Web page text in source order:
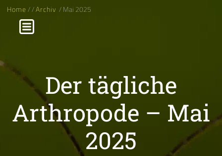
Home//Archiv / Mai 2025
Der tägliche
Arthropode – Mai
2025